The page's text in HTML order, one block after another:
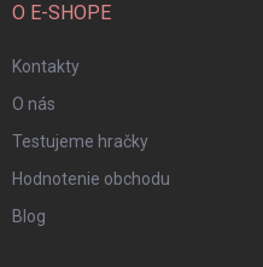
O E-SHOPE
Kontakty
O nás
Testujeme hračky
Hodnotenie obchodu
Blog